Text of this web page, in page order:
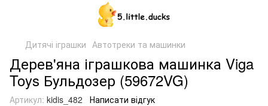
Дитячі іграшки Автотреки та машинки
Дерев'яна іграшкова машинка Viga
Toys Бульдозер (59672VG)
Артикул: kidis_482 Написати відгук